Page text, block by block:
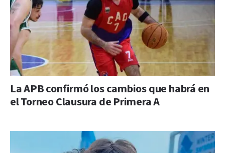
La APB confirmó los cambios que habrá en
el Torneo Clausura de Primera A